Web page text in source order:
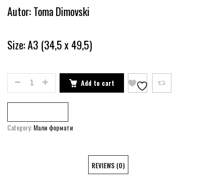
Autor: Toma Dimovski
Size: A3 (34,5 x 49,5)
LANDFILL QUANTITYAdd to cart
Category:Мали формати
REVIEWS (0)